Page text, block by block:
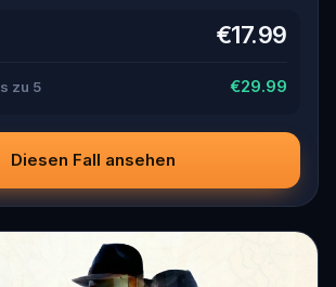
€17.99
zu 5 €29.99
Diesen Fall ansehen